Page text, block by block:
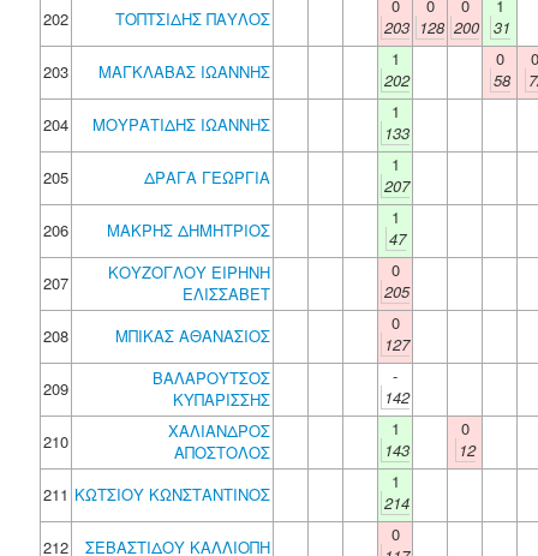
202
ΤΟΠΤΣΙΔΗΣ ΠΑΥΛΟΣ
0
203
0
128
0
200
1
31
203
ΜΑΓΚΛΑΒΑΣ ΙΩΑΝΝΗΣ
1
202
0
58
0
204
ΜΟΥΡΑΤΙΔΗΣ ΙΩΑΝΝΗΣ
1
133
205
ΔΡΑΓΑ ΓΕΩΡΓΙΑ
1
207
206
ΜΑΚΡΗΣ ΔΗΜΗΤΡΙΟΣ
1
47
207
ΚΟΥΖΟΓΛΟΥ ΕΙΡΗΝΗ
ΕΛΙΣΣΑΒΕΤ
0
205
208
ΜΠΙΚΑΣ ΑΘΑΝΑΣΙΟΣ
0
127
209
ΒΑΛΑΡΟΥΤΣΟΣ
ΚΥΠΑΡΙΣΣΗΣ
-
142
210
ΧΑΛΙΑΝΔΡΟΣ
ΑΠΟΣΤΟΛΟΣ
1
143
0
12
211 ΚΩΤΣΙΟΥ ΚΩΝΣΤΑΝΤΙΝΟΣ
1
214
212
ΣΕΒΑΣΤΙΔΟΥ ΚΑΛΛΙΟΠΗ
0